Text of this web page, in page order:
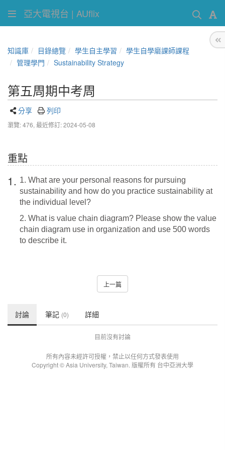
亞大電視台 | AUflix
知識庫 目錄總覽 學生自主學習
學生自學磨課師課程
管理學門
Sustainability Strategy
第五周期中考周
分享 列印
瀏覽: 476, 最近修訂: 2024-05-08
重點
1. 1. What are your personal reasons for pursuing
sustainability and how do you practice sustainability at
the individual level?
2. What is value chain diagram? Please show the value
chain diagram use in organization and use 500 words
to describe it.
上一篇
討論 筆記 (0) 詳細
目前沒有討論
所有內容未經許可授權，禁止以任何方式發表使用
Copyright © Asia University, Taiwan. 版權所有 台中亞洲大學